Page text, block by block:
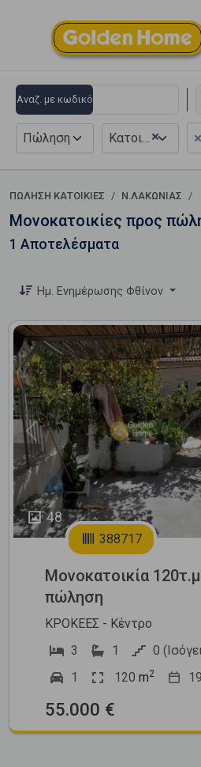
Αναζ. με κωδικό
Πώληση ×
Κατοικία ×
ΠΏΛΗΣΗ ΚΑΤΟΙΚΊΕΣ Ν.ΛΑΚΩΝΙΑΣ
Μονοκατοικίες προς
1 Αποτελέσματα
Ημ. Ενημέρωσης Φθίνον
48
Previous
388717
Μονοκατοικία
πώληση
ΚΡΟΚΕΕΣ - Κέντρο
3
1
0
1
120 m2
55.000 €